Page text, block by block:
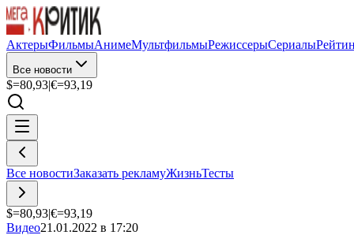
АктерыФильмыАнимеМультфильмыРежиссерыСериалы
Все новости
$=80,93|€=93,19
Все новостиЗаказать рекламуЖизньТесты
$=80,93|€=93,19
Видео21.01.2022 в 17:20